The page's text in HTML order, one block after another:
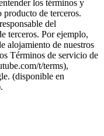
los términos y
de terceros.
del
terceros. Por ejemplo,
alojamiento de nuestros
Términos de servicio de
t/terms),
(disponible en